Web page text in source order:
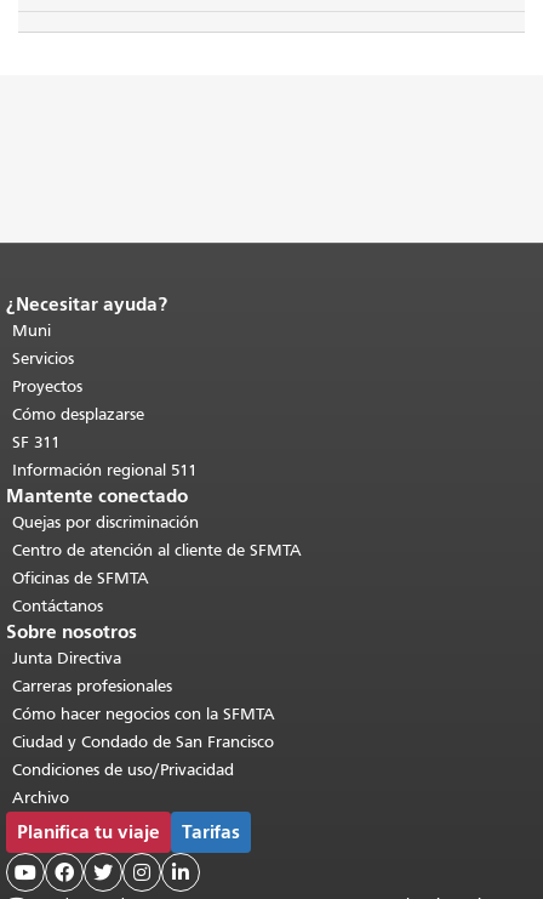
Fin del contenido de la página.
de esta página se repite en todas las
páginas.Volver al principio del
contenido principal
¿Necesitar ayuda?
Muni
Servicios
Proyectos
Cómo desplazarse
SF 311
Información regional 511
Mantente conectado
Quejas por discriminación
Centro de atención al cliente de SFMTA
Oficinas de SFMTA
Contáctanos
Sobre nosotros
Junta Directiva
Carreras profesionales
Cómo hacer negocios con la SFMTA
Ciudad y Condado de San Francisco
Condiciones de uso/Privacidad
Archivo
Planifica tu viaje Tarifas
    